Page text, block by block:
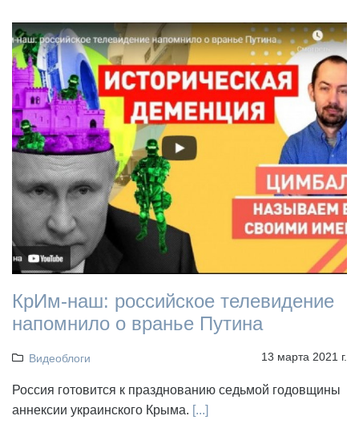
КрИм-наш: российское телевидение
напомнило о вранье Путина
Видеоблоги 13 марта 2021 г.
Россия готовится к празднованию седьмой годовщины
аннексии украинского Крыма. [...]